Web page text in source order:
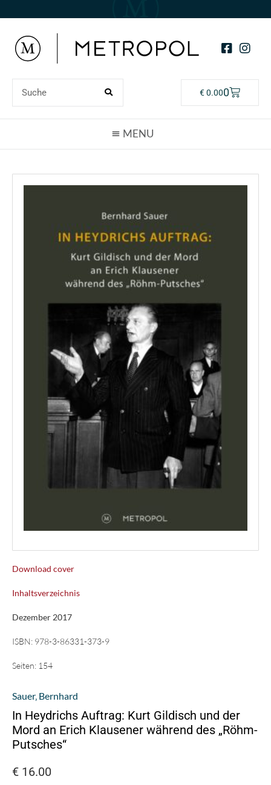
€0.000
Download cover
Inhaltsverzeichnis
Dezember 2017
ISBN: 978-3-86331-373-9
Seiten: 154
Sauer‚ Bernhard
In Heydrichs Auftrag: Kurt Gildisch und der
Mord an Erich Klausener während des „Röhm-
Putsches“
€ 16.00